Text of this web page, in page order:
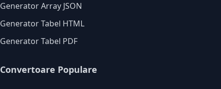
Generator Array JSON
Generator Tabel HTML
Generator Tabel PDF
Convertoare Populare